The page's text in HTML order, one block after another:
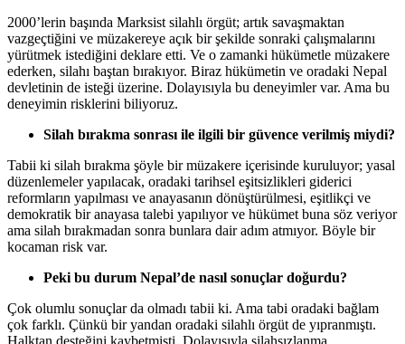
2000’lerin başında Marksist silahlı örgüt; artık savaşmaktan
vazgeçtiğini ve müzakereye açık bir şekilde sonraki çalışmalarını
yürütmek istediğini deklare etti. Ve o zamanki hükümetle müzakere
ederken, silahı baştan bırakıyor. Biraz hükümetin ve oradaki Nepal
devletinin de isteği üzerine. Dolayısıyla bu deneyimler var. Ama bu
deneyimin risklerini biliyoruz.
Silah bırakma sonrası ile ilgili bir güvence verilmiş miydi?
Tabii ki silah bırakma şöyle bir müzakere içerisinde kuruluyor; yasal
düzenlemeler yapılacak, oradaki tarihsel eşitsizlikleri giderici
reformların yapılması ve anayasanın dönüştürülmesi, eşitlikçi ve
demokratik bir anayasa talebi yapılıyor ve hükümet buna söz veriyor
ama silah bırakmadan sonra bunlara dair adım atmıyor. Böyle bir
kocaman risk var.
Peki bu durum Nepal’de nasıl sonuçlar doğurdu?
Çok olumlu sonuçlar da olmadı tabii ki. Ama tabi oradaki bağlam
çok farklı. Çünkü bir yandan oradaki silahlı örgüt de yıpranmıştı.
Halktan desteğini kaybetmişti. Dolayısıyla silahsızlanma